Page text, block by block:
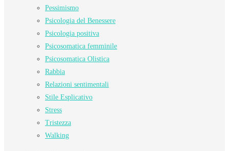
Pessimismo
Psicologia del Benessere
Psicologia positiva
Psicosomatica femminile
Psicosomatica Olistica
Rabbia
Relazioni sentimentali
Stile Esplicativo
Stress
Tristezza
Walking